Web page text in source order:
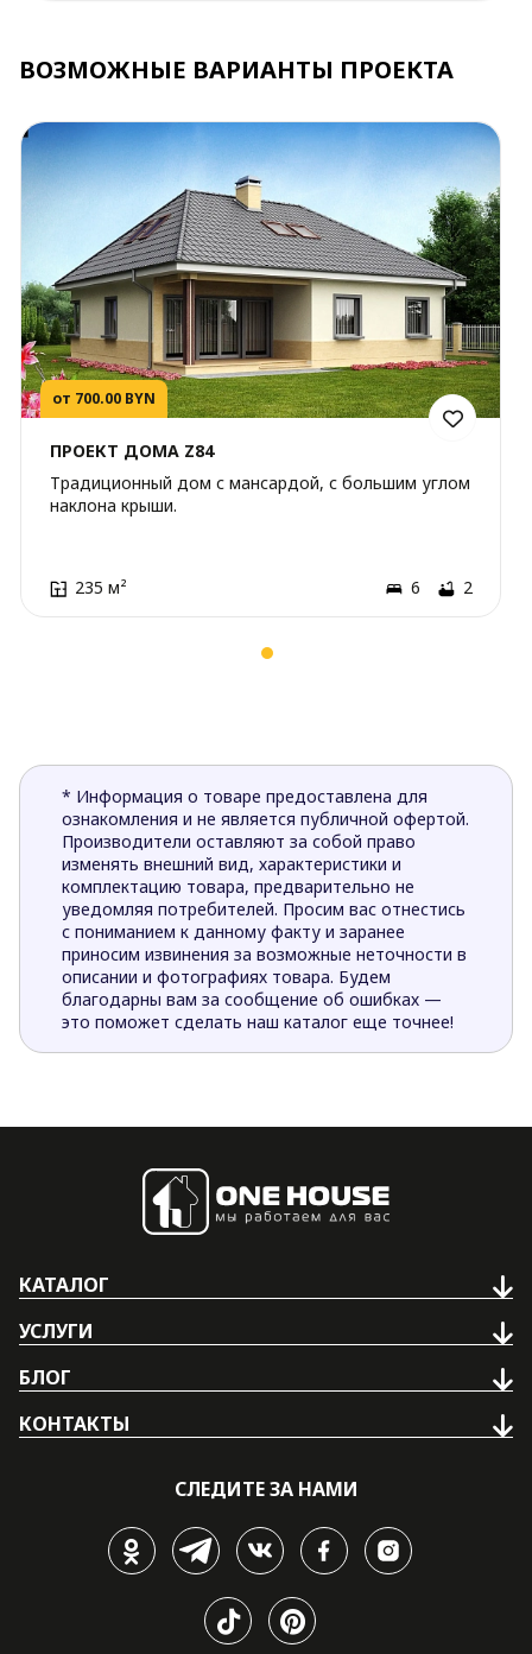
ВОЗМОЖНЫЕ ВАРИАНТЫ ПРОЕКТА
от 700.00 BYN
ПРОЕКТ ДОМА Z84
Традиционный дом с мансардой, с большим углом
наклона крыши.
235 м² 6 2
* Информация о товаре предоставлена для
ознакомления и не является публичной офертой.
Производители оставляют за собой право
изменять внешний вид, характеристики и
комплектацию товара, предварительно не
уведомляя потребителей. Просим вас отнестись
с пониманием к данному факту и заранее
приносим извинения за возможные неточности в
описании и фотографиях товара. Будем
благодарны вам за сообщение об ошибках —
это поможет сделать наш каталог еще точнее!
КАТАЛОГ
УСЛУГИ
БЛОГ
КОНТАКТЫ
СЛЕДИТЕ ЗА НАМИ